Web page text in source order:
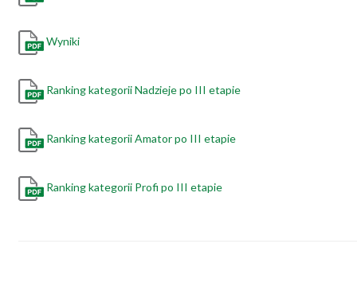
Wyniki
Ranking kategorii Nadzieje po III etapie
Ranking kategorii Amator po III etapie
Ranking kategorii Profi po III etapie